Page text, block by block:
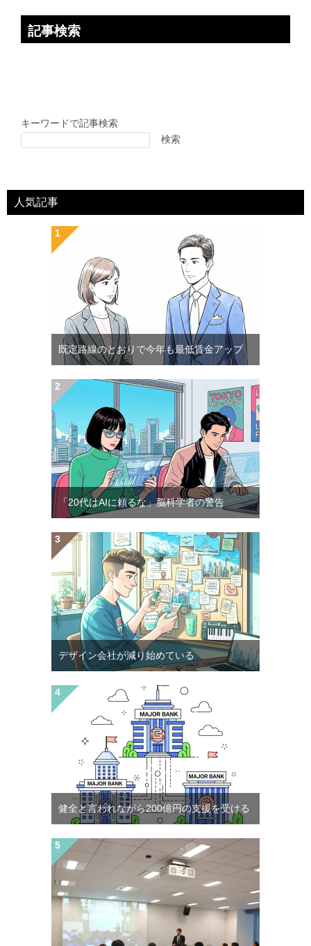
記事検索
キーワードで記事検索
検索
人気記事
既定路線のとおりで今年も最低賃金アップ
「20代はAIに頼るな」脳科学者の警告
デザイン会社が減り始めている
健全と言われながら200億円の支援を受ける